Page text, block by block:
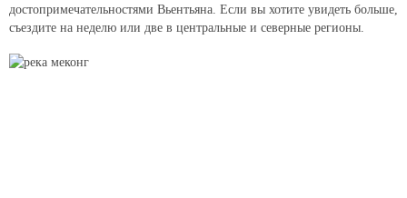
достопримечательностями Вьентьяна. Если вы хотите увидеть больше,
съездите на неделю или две в центральные и северные регионы.